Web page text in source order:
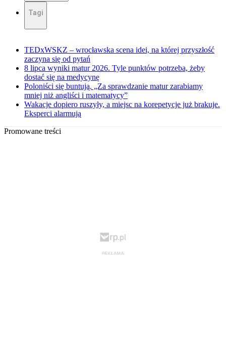
Tagi
TEDxWSKZ – wrocławska scena idei, na której przyszłość
zaczyna się od pytań
8 lipca wyniki matur 2026. Tyle punktów potrzeba, żeby
dostać się na medycynę
Poloniści się buntują. „Za sprawdzanie matur zarabiamy
mniej niż angliści i matematycy”
Wakacje dopiero ruszyły, a miejsc na korepetycje już brakuje.
Eksperci alarmują
Promowane treści